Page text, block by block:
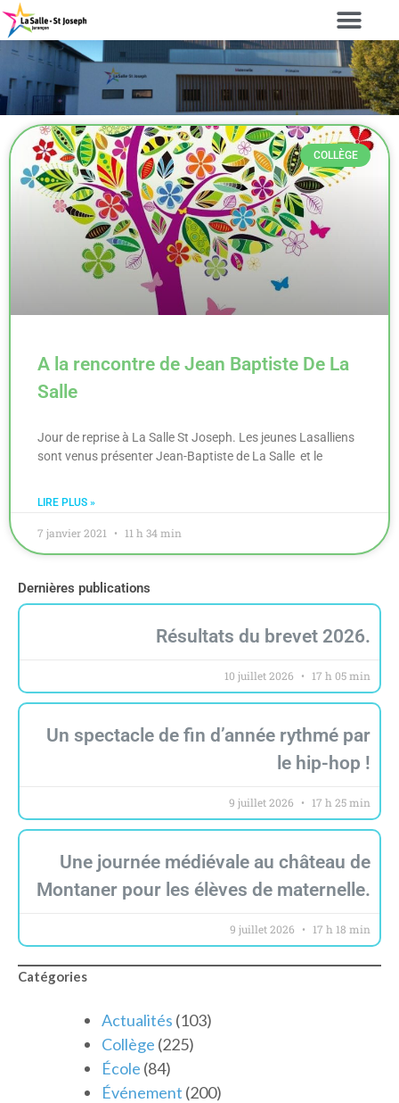
COLLÈGE
A la rencontre de Jean Baptiste De La
Salle
Jour de reprise à La Salle St Joseph. Les jeunes Lasalliens
sont venus présenter Jean-Baptiste de La Salle et le
LIRE PLUS »
7 janvier 2021 11 h 34 min
Dernières publications
Résultats du brevet 2026.
10 juillet 2026 17 h 05 min
Un spectacle de fin d’année rythmé par
le hip-hop !
9 juillet 2026 17 h 25 min
Une journée médiévale au château de
Montaner pour les élèves de maternelle.
9 juillet 2026 17 h 18 min
Catégories
Actualités (103)
Collège (225)
École (84)
Événement (200)